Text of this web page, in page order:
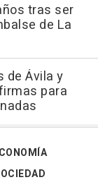
tras ser
de La
de Ávila y
para